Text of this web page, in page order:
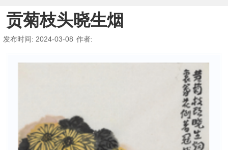
贡菊枝头晓生烟
发布时间: 2024-03-08 作者: